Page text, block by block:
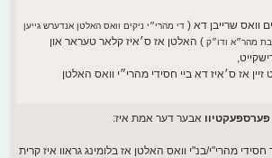
וואס שרייבן דא ( די מהרי״י ניקים וואס האלטן אנדערש גייען
מהר״א ודו״ק ) האלטן אז ס׳איז קלאר טעראר און
זיין אז ס׳איז דא ביי חסידי מהרי״י וואס האלטן
פערספעקטיוו אבער דער אמת איז:
מהרי"י/בנ"י וואס האלטן אז בלומינג גראוו איז קרית